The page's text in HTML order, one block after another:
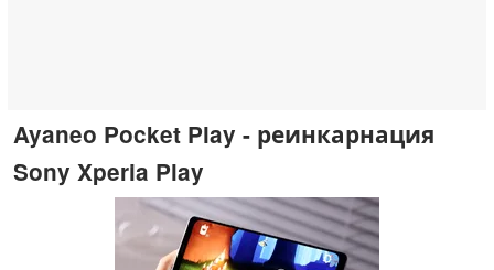
Ayaneo Pocket Play - реинкарнация
Sony Xperia Play